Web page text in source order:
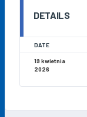
DETAILS
DATE
19 kwietnia
2026